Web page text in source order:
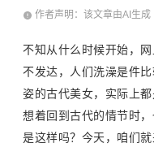
作者声明：该文章由AI生成
不知从什么时候开始，
不发达，人们洗澡是件
姿的古代美女，实际上
想着回到古代的情节时
是这样吗？今天，咱们就